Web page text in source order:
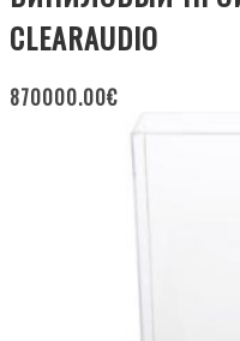
CLEARAUDIO
870000.00€